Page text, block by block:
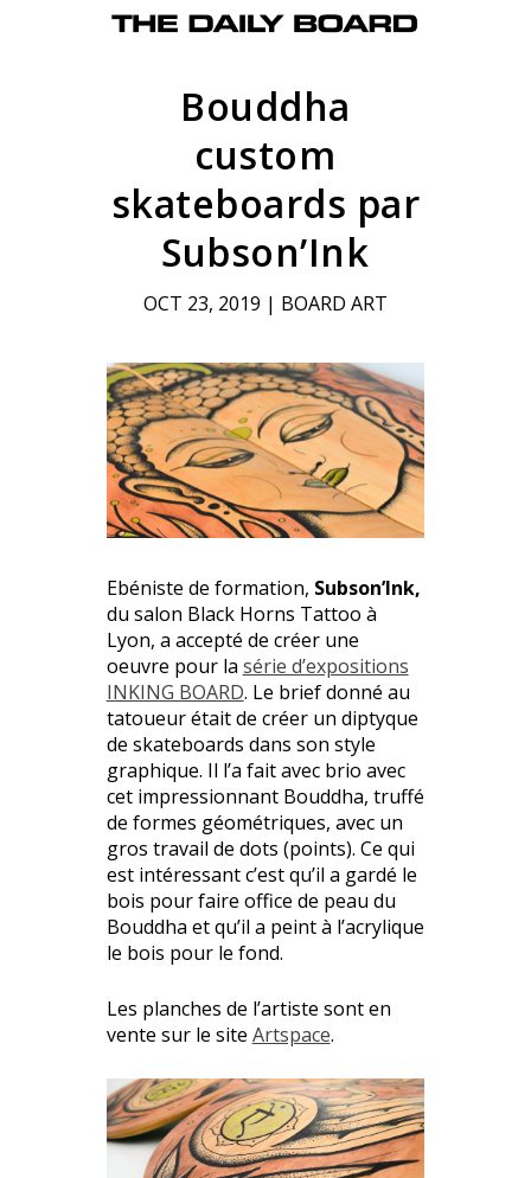
Bouddha
custom
skateboards par
Subson’Ink
OCT 23, 2019 | BOARD ART
Ebéniste de formation, Subson’Ink,
du salon Black Horns Tattoo à
Lyon, a accepté de créer une
oeuvre pour la série d’expositions
INKING BOARD. Le brief donné au
tatoueur était de créer un diptyque
de skateboards dans son style
graphique. Il l’a fait avec brio avec
cet impressionnant Bouddha, truffé
de formes géométriques, avec un
gros travail de dots (points). Ce qui
est intéressant c’est qu’il a gardé le
bois pour faire office de peau du
Bouddha et qu’il a peint à l’acrylique
le bois pour le fond.
Les planches de l’artiste sont en
vente sur le site Artspace.